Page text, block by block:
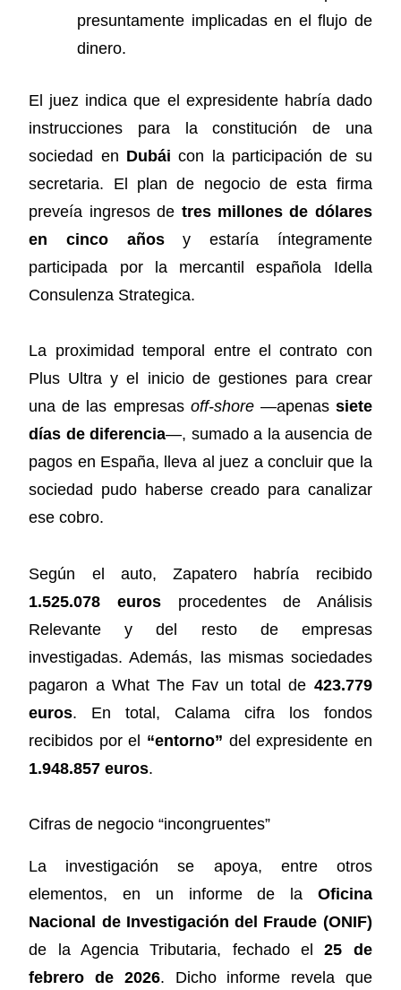
presuntamente implicadas en el flujo de
dinero.
El juez indica que el expresidente habría dado
instrucciones para la constitución de una
sociedad en Dubái con la participación de su
secretaria. El plan de negocio de esta firma
preveía ingresos de tres millones de dólares
en cinco añosy estaría íntegramente
participada por la mercantil española Idella
Consulenza Strategica.
La proximidad temporal entre el contrato con
Plus Ultra y el inicio de gestiones para crear
una de las empresas off-shore—apenas siete
días de diferencia—, sumado a la ausencia de
pagos en España, lleva al juez a concluir que la
sociedad pudo haberse creado para canalizar
ese cobro.
Según el auto, Zapatero habría recibido
1.525.078 eurosprocedentes de Análisis
Relevante y del resto de empresas
investigadas. Además, las mismas sociedades
pagaron a What The Fav un total de 423.779
euros. En total, Calama cifra los fondos
recibidos por el “entorno” del expresidente en
1.948.857 euros.
Cifras de negocio “incongruentes”
La investigación se apoya, entre otros
elementos, en un informe de la Oficina
Nacional de Investigación del Fraude (ONIF)
de la Agencia Tributaria, fechado el25 de
febrero de 2026. Dicho informe revela que